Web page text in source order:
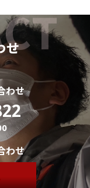
せ
わせ
わせ